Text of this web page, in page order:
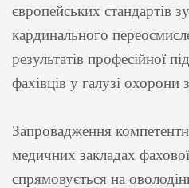
європейських стандартів
кардинального
результатів професійної
фахівців у галузі охорони
Запровадження
медичних закладах
спрямовується на